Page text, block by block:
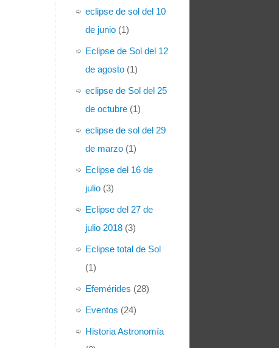
eclipse de sol del 10
de junio (1)
Eclipse de Sol del 12
de agosto (1)
eclipse de Sol del 25
de octubre (1)
eclipse de sol del 29
de marzo (1)
Eclipse del 16 de
julio (3)
Eclipse del 27 de
julio 2018 (3)
Eclipse total de Sol
(1)
Efemérides (28)
Eventos (24)
Historia Astronomía